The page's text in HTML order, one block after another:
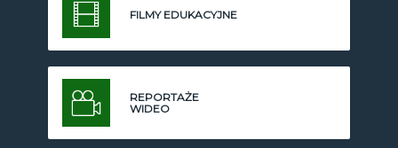
FILMY EDUKACYJNE
REPORTAŻE
WIDEO